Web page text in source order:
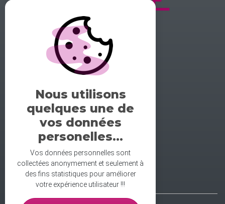
GALERIE DE LA DANSE
1 rue midol 25000 Besançon
tel: 06.71.93.54.75
contact@galeriedeladanse.fr
facebook/galeriedeladanse
instagram/lagaleriedeladanse
Nous utilisons
quelques une de
vos données
personelles...
Vos données personnelles sont
collectées anonymement et seulement à
des fins statistiques pour améliorer
votre expérience utilisateur !!!